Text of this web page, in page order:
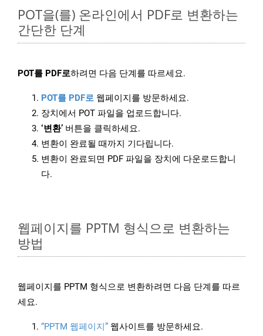
POT을(를) 온라인에서 PDF로 변환하는
간단한 단계
POT를 PDF로하려면 다음 단계를 따르세요.
POT를 PDF로 웹페이지를 방문하세요.
장치에서 POT 파일을 업로드합니다.
‘변환’ 버튼을 클릭하세요.
변환이 완료될 때까지 기다립니다.
변환이 완료되면 PDF 파일을 장치에 다운로드합니
다.
웹페이지를 PPTM 형식으로 변환하는
방법
웹페이지를 PPTM 형식으로 변환하려면 다음 단계를 따르
세요.
“PPTM 웹페이지” 웹사이트를 방문하세요.